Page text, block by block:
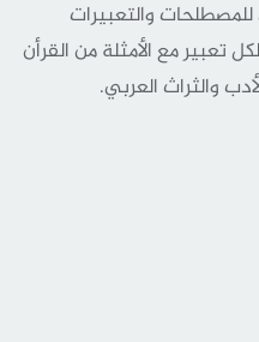
والتعبيرات
تعبير مع الأمثلة من القرأن
والثراث العربي.